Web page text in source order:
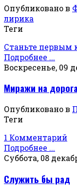
Опубликовано в
лирика
Теги
Станьте первым
Подробнее ...
Воскресенье, 09
Миражи на
Опубликовано в
Теги
1 Комментарий
Подробнее ...
Суббота, 08
Служить бы рад